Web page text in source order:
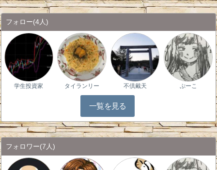
フォロー(4人)
学生投資家 タイランリー 不倶戴天 ぷーこ
一覧を見る
フォロワー(7人)